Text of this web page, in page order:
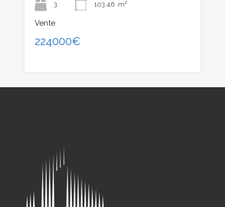
3
103.46 m²
Vente
224000€